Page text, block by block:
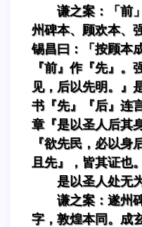
谦之案：「前
州碑本、顾欢本、
锡昌曰：「按顾本
『前』作『先』。
见，后以先明。』
书『先』『后』连
章『是以圣人后其
『欲先民，必以身
且先』，皆其证也
是以圣人处无
谦之案：遂州
字，敦煌本同。成